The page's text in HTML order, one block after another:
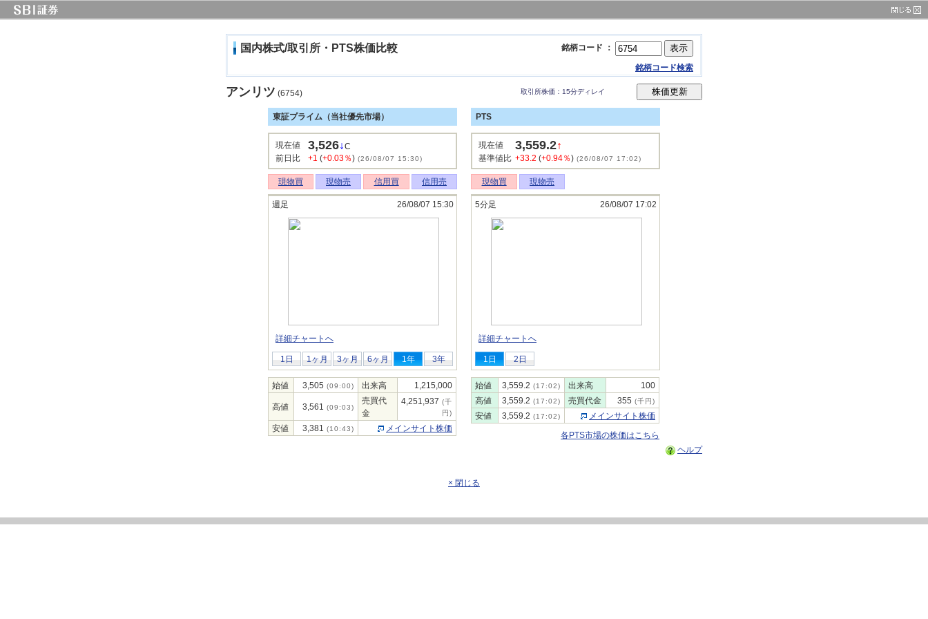
国内株式/取引所・PTS株価比較 銘柄コード ：
銘柄コード検索
アンリツ (6754) 取引所株価：15分ディレイ
東証プライム（当社優先市場）
現在値 3,526↓C
前日比
+1 (+0.03％) (26/08/07 15:30)
現物買 現物売 信用買 信用売
週足 26/08/07 15:30
詳細チャートへ
1日 1ヶ月 3ヶ月 6ヶ月 1年 3年
始値 3,505 (09:00) 出来高 1,215,000
高値 3,561 (09:03)
売買代
金
4,251,937 (千
円)
安値 3,381 (10:43) メインサイト株価
PTS
現在値 3,559.2↑
基準値比 +33.2 (+0.94％) (26/08/07 17:02)
現物買 現物売
5分足 26/08/07 17:02
詳細チャートへ
1日 2日
始値 3,559.2 (17:02) 出来高
100
高値
3,559.2 (17:02) 売買代金 355 (千円)
安値 3,559.2 (17:02)
メインサイト株価
各PTS市場の株価はこちら
ヘルプ
× 閉じる